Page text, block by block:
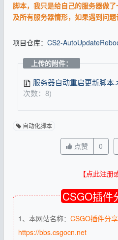
脚本，我只是给自己的服务器做
及所有服务器情形，如果遇到问题
项目仓库： CS2-
上传的附件：
服务器自动重启更新脚本
次数：8)
自动化脚本
点赞 0
【点此注册
CSGO插件
1、本网站名称： CSGO插件分
https://bbs.csgocn.net